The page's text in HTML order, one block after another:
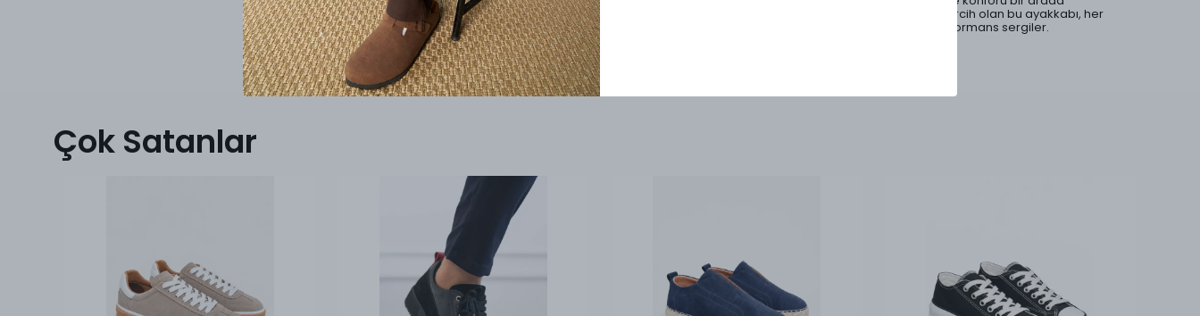
arayanlar için ideal bir tercih olan bu ayakkabı, her
adımda güvenilir bir performans sergiler.
Çok Satanlar